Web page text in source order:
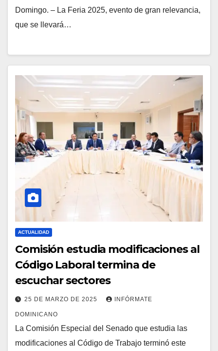
Domingo. – La Feria 2025, evento de gran relevancia,
que se llevará…
ACTUALIDAD
Comisión estudia modificaciones al
Código Laboral termina de
escuchar sectores
25 DE MARZO DE 2025 INFÓRMATE
DOMINICANO
La Comisión Especial del Senado que estudia las
modificaciones al Código de Trabajo terminó este